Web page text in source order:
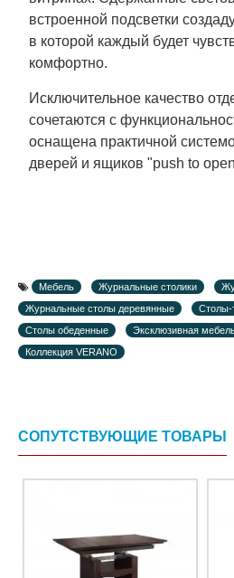
встроенной подсветки
в которой каждый будет
комфортно.
Исключительное качество
сочетаются с
оснащена практичной
дверей и ящиков "push to
Мебель Журнальные столики
Журнальные столы деревянные
Столы-
Столы обеденные
Эксклюзивная
Коллекция VERANO
СОПУТСТВУЮЩИЕ ТОВАРЫ